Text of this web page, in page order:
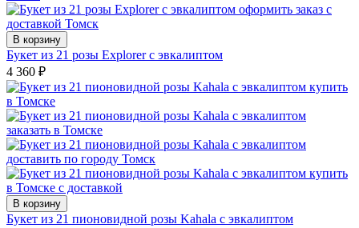
В корзину
Букет из 21 розы Explorer с эвкалиптом
4 360 ₽
В корзину
Букет из 21 пионовидной розы Kahala с эвкалиптом